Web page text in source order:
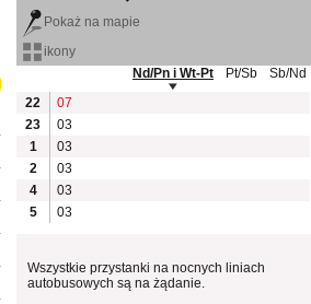
Pokaż na mapie
ikony
Nd/Pn i Wt-Pt
Pt/Sb
Sb/Nd
22
07
23
03
1
03
2
03
4
03
5
03
Wszystkie przystanki na nocnych liniach
autobusowych są na żądanie.